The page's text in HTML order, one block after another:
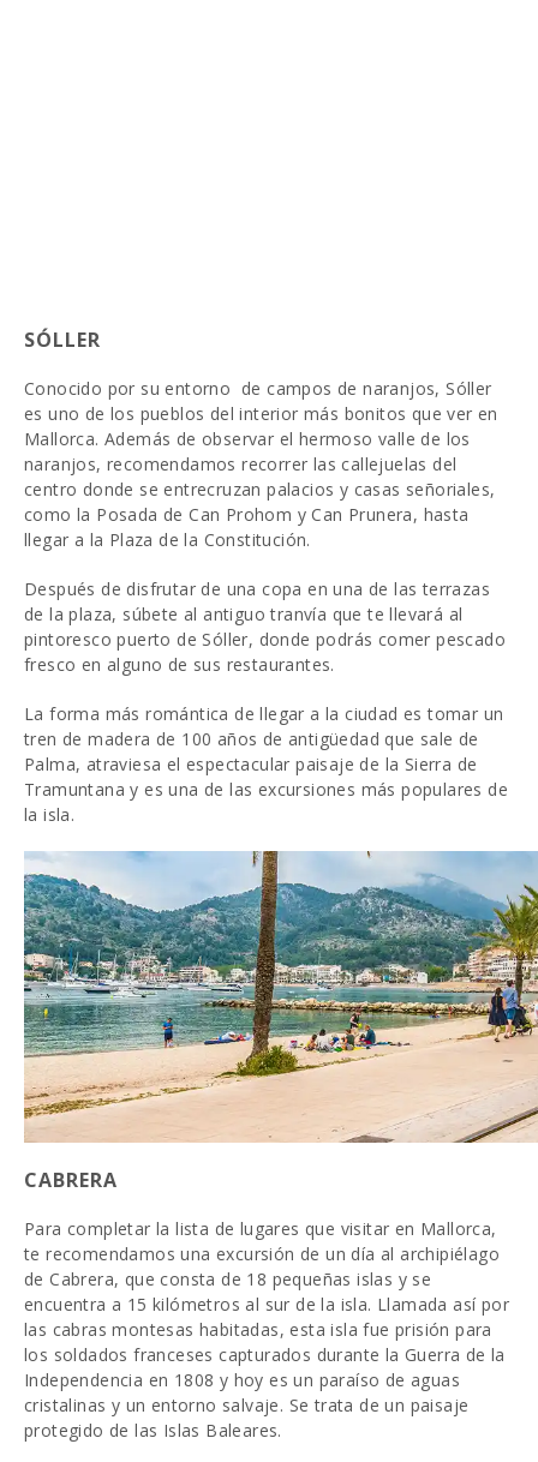
SÓLLER
Conocido por su entorno de campos de naranjos, Sóller
es uno de los pueblos del interior más bonitos que ver en
Mallorca. Además de observar el hermoso valle de los
naranjos, recomendamos recorrer las callejuelas del
centro donde se entrecruzan palacios y casas señoriales,
como la Posada de Can Prohom y Can Prunera, hasta
llegar a la Plaza de la Constitución.
Después de disfrutar de una copa en una de las terrazas
de la plaza, súbete al antiguo tranvía que te llevará al
pintoresco puerto de Sóller, donde podrás comer pescado
fresco en alguno de sus restaurantes.
La forma más romántica de llegar a la ciudad es tomar un
tren de madera de 100 años de antigüedad que sale de
Palma, atraviesa el espectacular paisaje de la Sierra de
Tramuntana y es una de las excursiones más populares de
la isla.
CABRERA
Para completar la lista de lugares que visitar en Mallorca,
te recomendamos una excursión de un día al archipiélago
de Cabrera, que consta de 18 pequeñas islas y se
encuentra a 15 kilómetros al sur de la isla. Llamada así por
las cabras montesas habitadas, esta isla fue prisión para
los soldados franceses capturados durante la Guerra de la
Independencia en 1808 y hoy es un paraíso de aguas
cristalinas y un entorno salvaje. Se trata de un paisaje
protegido de las Islas Baleares.